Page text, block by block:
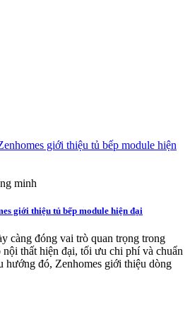
minh
giới thiệu tủ bếp module hiện đại
càng đóng vai trò quan trọng trong
thất hiện đại, tối ưu chi phí và chuẩn
hướng đó, Zenhomes giới thiệu dòng